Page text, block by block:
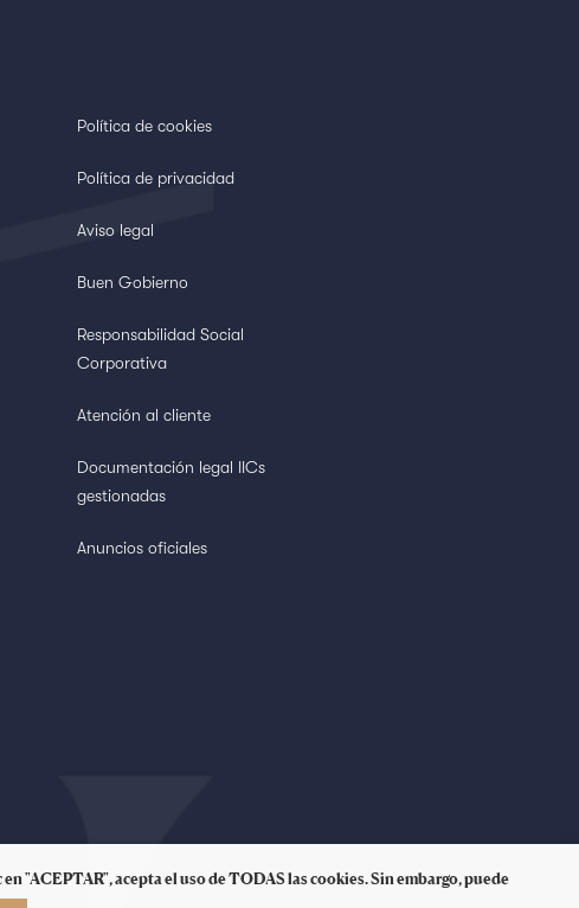
Política de cookies
Política de privacidad
Aviso legal
Buen Gobierno
Responsabilidad Social
Corporativa
Atención al cliente
Documentación legal IICs
gestionadas
Anuncios oficiales
"ACEPTAR", acepta el uso de TODAS las cookies. Sin embargo, puede